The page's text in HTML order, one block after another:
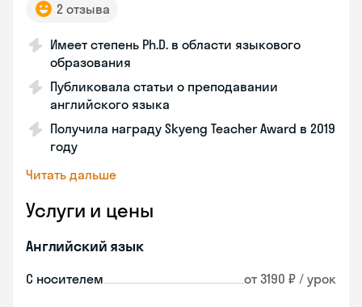
2 отзыва
Имеет степень Ph.D. в области языкового
образования
Публиковала статьи о преподавании
английского языка
Получила награду Skyeng Teacher Award в 2019
году
Читать дальше
Услуги и цены
Английский язык
С носителем от 3190 ₽ / урок